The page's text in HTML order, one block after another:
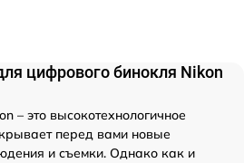
цифрового бинокля Nikon
– это высокотехнологичное
перед вами новые
и съемки. Однако как и